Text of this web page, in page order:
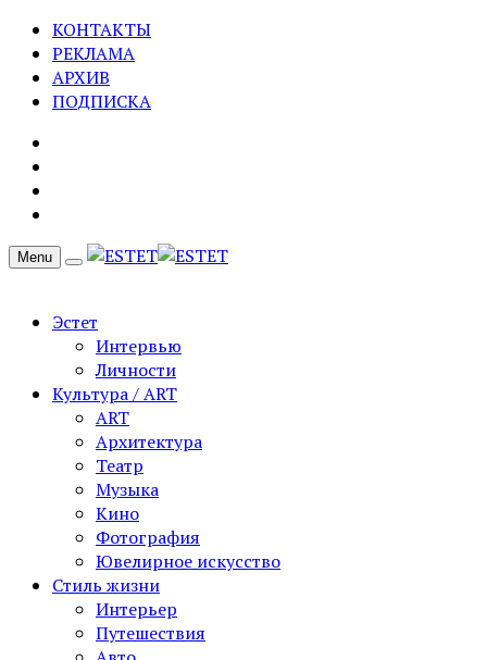
КОНТАКТЫ
РЕКЛАМА
АРХИВ
ПОДПИСКА
Menu
Эстет
Интервью
Личности
Культура / ART
ART
Архитектура
Театр
Музыка
Кино
Фотография
Ювелирное искусство
Стиль жизни
Интерьер
Путешествия